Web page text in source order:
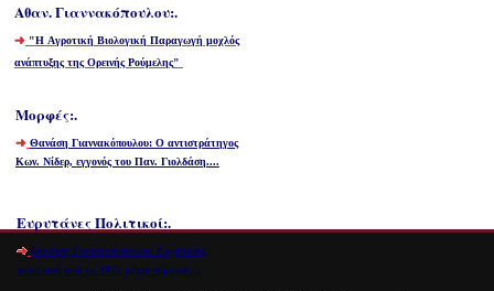
Αθαν. Γιαννακόπουλου:.
"Η Aγροτική Βιολογική Παραγωγή μοχλός
ανάπτυξης της Ορεινής Ρούμελης"
Μορφές:.
Θανάση Γιαννακόπουλου: Ο αντιστράτηγος
Κων. Νίδερ, εγγονός του Παν. Γιολδάση....
Ευρυτάνες Πολιτικοί:.
Θανάση Γιαννακόπουλου: Ευρυτάνες
πολιτικοί από το 1821 μέχρι σήμερα....